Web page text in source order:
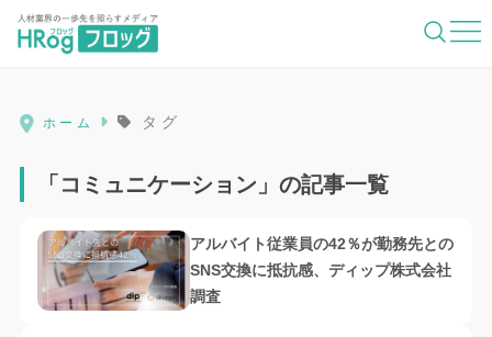
HRog | 人材業界の一歩先を照らすメディ
ホーム タグ
「コミュニケーション」の記事一覧
アルバイト従業員の42％が勤務先との
SNS交換に抵抗感、ディップ株式会社
調査